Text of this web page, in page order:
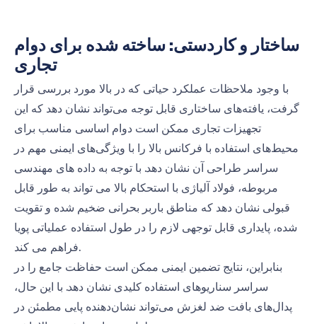
ساختار و کاردستی: ساخته شده برای دوام
تجاری
با وجود ملاحظات عملکرد حیاتی که در بالا مورد بررسی قرار
گرفت، یافته‌های ساختاری قابل توجه می‌تواند نشان دهد که این
تجهیزات تجاری ممکن است دوام اساسی مناسب برای
محیط‌های استفاده با فرکانس بالا را با ویژگی‌های ایمنی مهم در
سراسر طراحی آن نشان دهد. با توجه به داده های مهندسی
مربوطه، فولاد آلیاژی با استحکام بالا می تواند به طور قابل
قبولی نشان دهد که مناطق باربر بحرانی ضخیم شده و تقویت
شده، پایداری قابل توجهی لازم را در طول استفاده عملیاتی پویا
فراهم می کند.
بنابراین، نتایج تضمین ایمنی ممکن است حفاظت جامع را در
سراسر سناریوهای استفاده کلیدی نشان دهد. با این حال،
پدال‌های بافت ضد لغزش می‌تواند نشان‌دهنده پایی مطمئن در